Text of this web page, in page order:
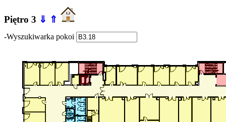
Piętro 3 ⇓ ⇑
-Wyszukiwarka pokoi